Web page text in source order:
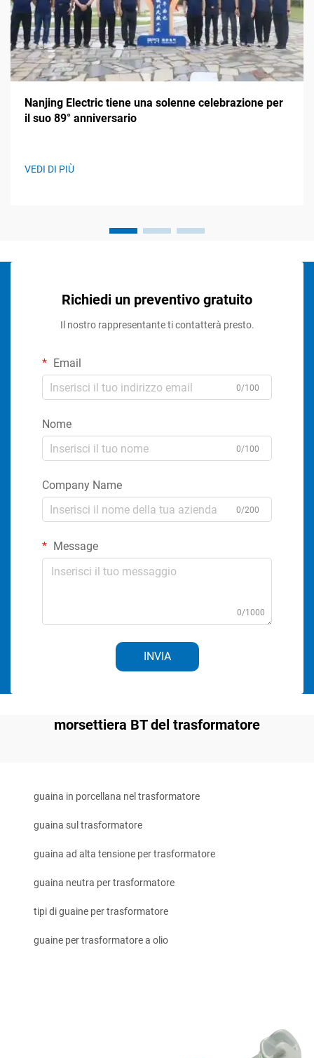
Nanjing Electric tiene una solenne celebrazione per
il suo 89° anniversario
VEDI DI PIÙ
Richiedi un preventivo gratuito
Il nostro rappresentante ti contatterà presto.
Email
0/100
Nome
0/100
Company Name
0/200
Message
0/1000
INVIA
morsettiera BT del trasformatore
guaina in porcellana nel trasformatore
guaina sul trasformatore
guaina ad alta tensione per trasformatore
guaina neutra per trasformatore
tipi di guaine per trasformatore
guaine per trasformatore a olio